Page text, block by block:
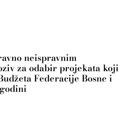
neispravnim
za odabir projekata koji
Federacije Bosne i